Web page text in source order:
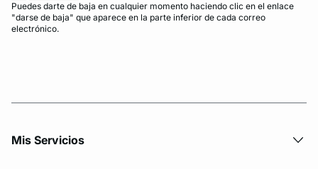
Puedes darte de baja en cualquier momento haciendo clic en el enlace
"darse de baja" que aparece en la parte inferior de cada correo
electrónico.
Mis Servicios